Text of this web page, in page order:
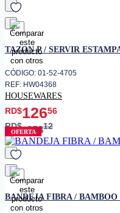
favorito
TAZON P / SERVIR
CÓDIGO: 01-52-4705
REF: HW04368
HOUSEWARES
RD$12656
RD$25312
OFERTA
favorito
BANDEJA FIBRA /